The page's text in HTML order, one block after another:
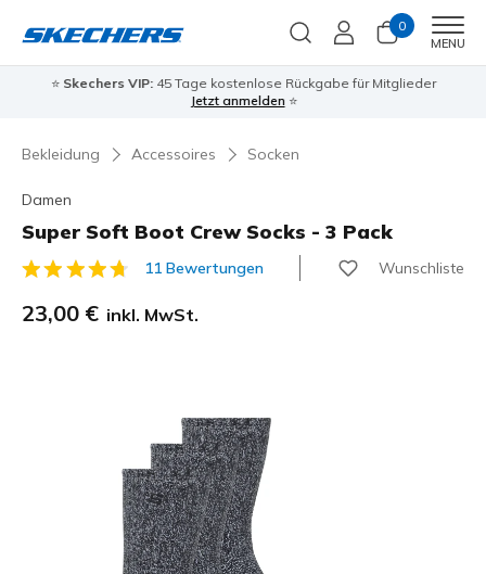
0
MENU
⭐ Skechers VIP:45 Tage kostenlose Rückgabe für Mitglieder
Jetzt anmelden⭐
Bekleidung Accessoires Socken
Damen
Super Soft Boot Crew Socks - 3 Pack
5 von 5 Kundenbewertungen
11 Bewertungen Wunschliste
23,00 € inkl. MwSt.